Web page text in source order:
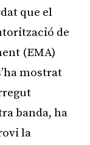
que el
de
(EMA)
mostrat
banda, ha
la